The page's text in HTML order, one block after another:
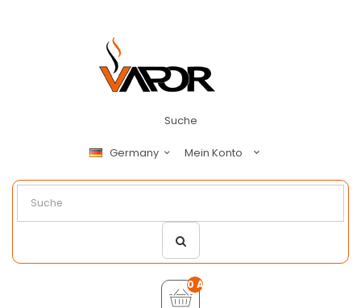
Suche
Germany Mein Konto
0 Artikel - €0,00